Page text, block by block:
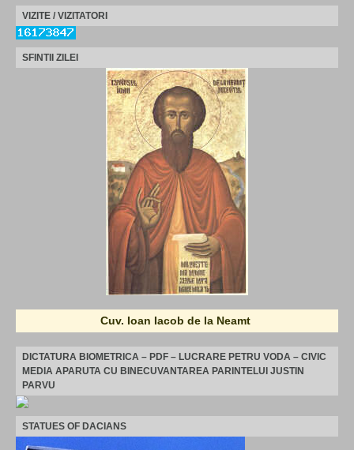
VIZITE / VIZITATORI
SFINTII ZILEI
Cuv. Ioan Iacob de la Neamt
DICTATURA BIOMETRICA – PDF – LUCRARE PETRU VODA – CIVIC
MEDIA APARUTA CU BINECUVANTAREA PARINTELUI JUSTIN
PARVU
STATUES OF DACIANS